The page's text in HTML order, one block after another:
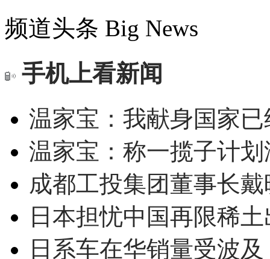
频道头条 Big News
手机上看新闻
温家宝：我献身国家
温家宝：称一揽子计
成都工投集团董事长
日本担忧中国再限稀
日系车在华销量受波